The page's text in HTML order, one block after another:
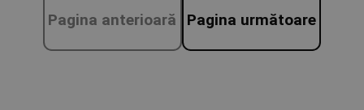
Pagina anterioară Pagina următoare